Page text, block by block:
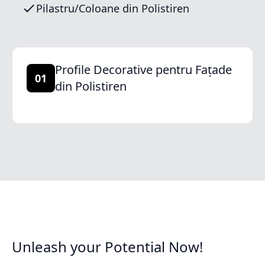
Pilastru/Coloane din Polistiren
01
Profile Decorative pentru Fațade
din Polistiren
Unleash your Potential Now!